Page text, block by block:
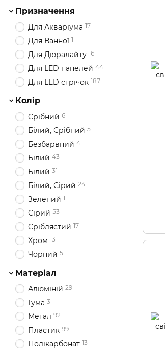
Призначення
Для Акваріума 17
Для Ванної 1
Для Дюралайту 16
Для LED панелей 44
Для LED стрічок 187
Колір
Срібний 6
Білий, Срібний 5
Безбарвний 4
Білий 43
Білий 31
Білий, Сірий 24
Зелений 1
Сірий 53
Сріблястий 17
Хром 13
Чорний 5
Матеріал
Алюміній 29
Гума 3
Метал 92
Пластик 99
Полікарбонат 13